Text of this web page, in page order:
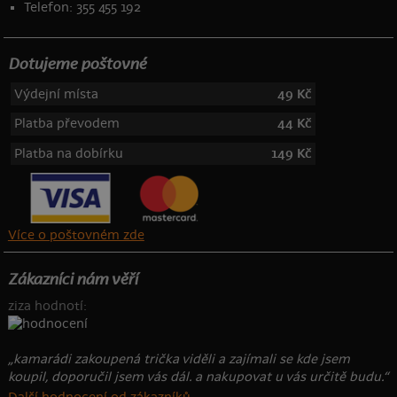
Telefon: 355 455 192
Dotujeme poštovné
Výdejní místa
49 Kč
Platba převodem
44 Kč
Platba na dobírku
149 Kč
Více o poštovném zde
Zákazníci nám věří
ziza hodnotí:
„kamarádi zakoupená trička viděli a zajímali se kde jsem
koupil, doporučil jsem vás dál. a nakupovat u vás určitě budu.“